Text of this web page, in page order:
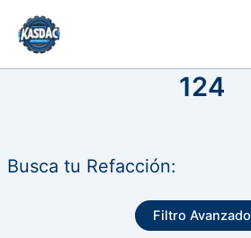
contenido
124
Busca tu Refacción:
Filtro Avanzado